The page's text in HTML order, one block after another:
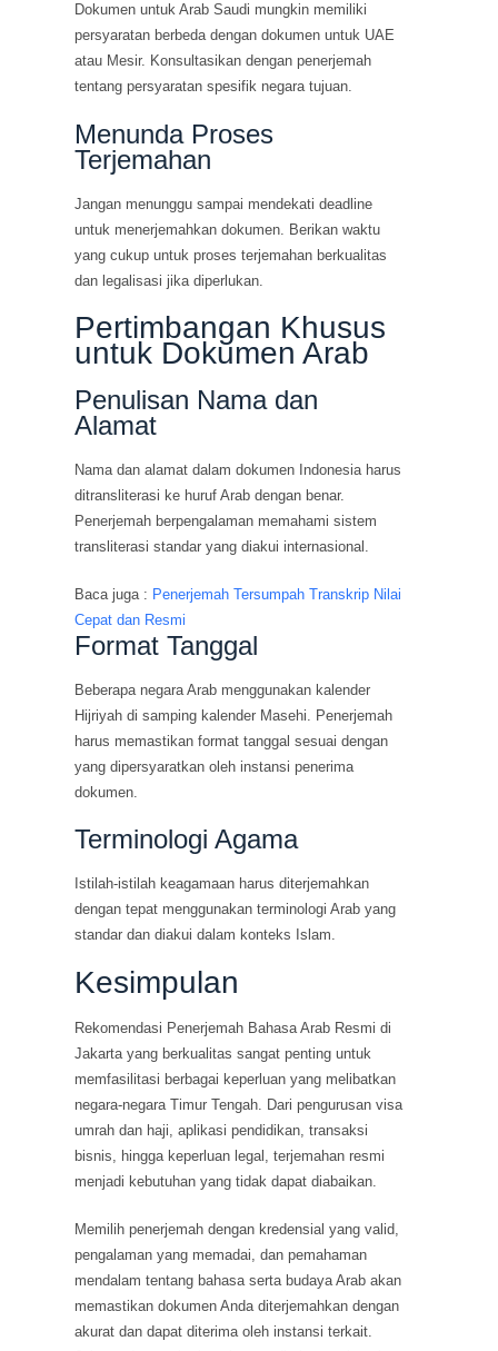
Dokumen untuk Arab Saudi mungkin memiliki
persyaratan berbeda dengan dokumen untuk UAE
atau Mesir. Konsultasikan dengan penerjemah
tentang persyaratan spesifik negara tujuan.
Menunda Proses
Terjemahan
Jangan menunggu sampai mendekati deadline
untuk menerjemahkan dokumen. Berikan waktu
yang cukup untuk proses terjemahan berkualitas
dan legalisasi jika diperlukan.
Pertimbangan Khusus
untuk Dokumen Arab
Penulisan Nama dan
Alamat
Nama dan alamat dalam dokumen Indonesia harus
ditransliterasi ke huruf Arab dengan benar.
Penerjemah berpengalaman memahami sistem
transliterasi standar yang diakui internasional.
Baca juga : Penerjemah Tersumpah Transkrip Nilai
Cepat dan Resmi
Format Tanggal
Beberapa negara Arab menggunakan kalender
Hijriyah di samping kalender Masehi. Penerjemah
harus memastikan format tanggal sesuai dengan
yang dipersyaratkan oleh instansi penerima
dokumen.
Terminologi Agama
Istilah-istilah keagamaan harus diterjemahkan
dengan tepat menggunakan terminologi Arab yang
standar dan diakui dalam konteks Islam.
Kesimpulan
Rekomendasi Penerjemah Bahasa Arab Resmi di
Jakarta yang berkualitas sangat penting untuk
memfasilitasi berbagai keperluan yang melibatkan
negara-negara Timur Tengah. Dari pengurusan visa
umrah dan haji, aplikasi pendidikan, transaksi
bisnis, hingga keperluan legal, terjemahan resmi
menjadi kebutuhan yang tidak dapat diabaikan.
Memilih penerjemah dengan kredensial yang valid,
pengalaman yang memadai, dan pemahaman
mendalam tentang bahasa serta budaya Arab akan
memastikan dokumen Anda diterjemahkan dengan
akurat dan dapat diterima oleh instansi terkait.